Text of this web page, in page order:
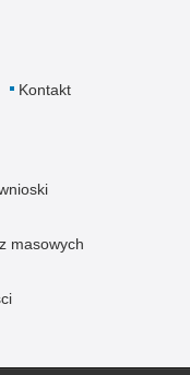
Kontakt
masowych